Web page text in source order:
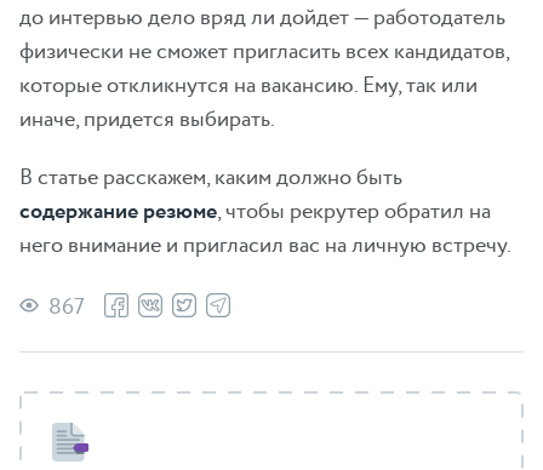
до интервью дело вряд ли дойдет — работодатель
физически не сможет пригласить всех кандидатов,
которые откликнутся на вакансию. Ему, так или
иначе, придется выбирать.
В статье расскажем, каким должно быть
содержание резюме, чтобы рекрутер обратил на
него внимание и пригласил вас на личную встречу.
867